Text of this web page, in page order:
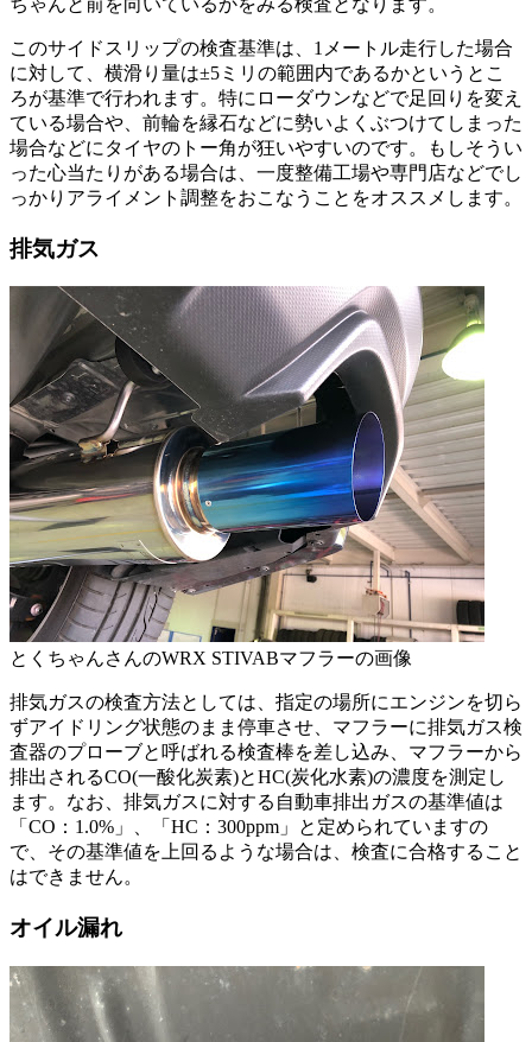
ちゃんと前を向いているかをみる検査となります。
このサイドスリップの検査基準は、1メートル走行した場合
に対して、横滑り量は±5ミリの範囲内であるかというとこ
ろが基準で行われます。特にローダウンなどで足回りを変え
ている場合や、前輪を縁石などに勢いよくぶつけてしまった
場合などにタイヤのトー角が狂いやすいのです。もしそうい
った心当たりがある場合は、一度整備工場や専門店などでし
っかりアライメント調整をおこなうことをオススメします。
排気ガス
とくちゃんさんのWRX STIVABマフラーの画像
排気ガスの検査方法としては、指定の場所にエンジンを切ら
ずアイドリング状態のまま停車させ、マフラーに排気ガス検
査器のプローブと呼ばれる検査棒を差し込み、マフラーから
排出されるCO(一酸化炭素)とHC(炭化水素)の濃度を測定し
ます。なお、排気ガスに対する自動車排出ガスの基準値は
「CO：1.0%」、「HC：300ppm」と定められていますの
で、その基準値を上回るような場合は、検査に合格すること
はできません。
オイル漏れ